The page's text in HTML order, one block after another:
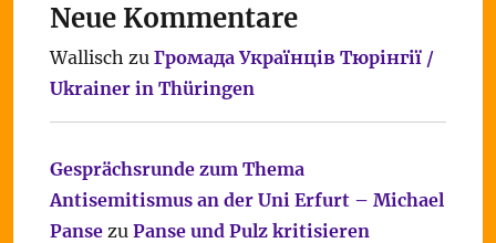
Neue Kommentare
Wallisch zu Громада Українців Тюрінгії /
Ukrainer in Thüringen
Gesprächsrunde zum Thema
Antisemitismus an der Uni Erfurt – Michael
Pansezu Panse und Pulz kritisieren